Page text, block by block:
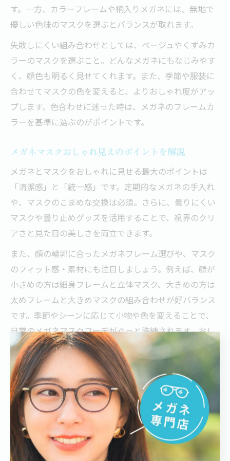
す。一方、カラーフレームや柄入りメガネには、無地で
優しい色味のマスクを選ぶとバランスが取れます。
失敗しにくい組み合わせとしては、ベージュやくすみカ
ラーのマスクを選ぶこと。どんなメガネにもなじみやす
く、顔色も明るく見せてくれます。また、季節や服装に
合わせてマスクの色を変えると、よりおしゃれ度がアッ
プします。色合わせに迷った時は、メガネのフレームカ
ラーを基準に選ぶのがポイントです。
メガネマスクおしゃれ見えのポイントを解説
メガネとマスクをおしゃれに見せる最大のポイントは
「清潔感」と「統一感」です。定期的なメガネの手入れ
や、マスクのこまめな交換は必須。さらに、曇りにくい
マスクや曇り止めグッズを活用することで、視界のクリ
アさと見た目の美しさを両立できます。
また、顔の輪郭に合ったメガネフレーム選びや、マスク
のフィット感・素材にも注目しましょう。例えば、顔が
小さめの方は細身フレームと立体マスク、大きめの方は
太めフレームと大きめマスクの組み合わせが好バランス
です。季節やシーンに応じて小物や色を変えることで、
日常のメガネマスクコーデがぐっと洗練されます。おし
ゃれも快適も妥協しない工夫を取り入れて、自分らしい
スタイルを楽しみましょう。
曇らないメガネの工夫と快適対策実例
メガネが曇らない工夫と対策グッズの選び方